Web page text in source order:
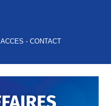
ACCES - CONTACT